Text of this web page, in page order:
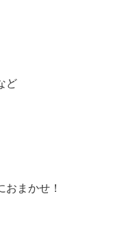
ど
おまかせ！